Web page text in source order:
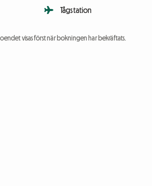
Tågstation
visas först när bokningen har bekräftats.